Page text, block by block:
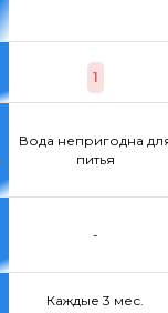
1
Вода непригодна
питья
-
Каждые 3 мес.